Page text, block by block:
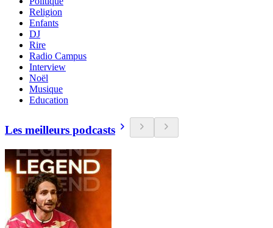
Religion
Enfants
DJ
Rire
Radio Campus
Interview
Noël
Musique
Education
Les meilleurs podcasts